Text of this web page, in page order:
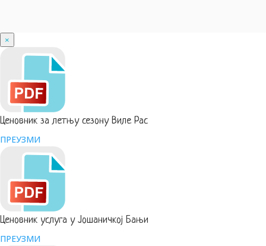
×
Ценовник за летњу сезону Виле Рас
ПРЕУЗМИ
Ценовник услуга у Јошаничкој Бањи
ПРЕУЗМИ